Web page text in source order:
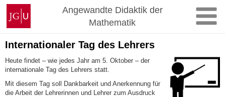
Zum
Inhalt
springen
Johannes
Gutenberg-
Universität
Mainz
Angewandte Didaktik der
Mathematik
Internationaler Tag des Lehrers
Heute findet – wie jedes Jahr am 5. Oktober – der
internationale Tag des Lehrers statt.
Mit diesem Tag soll Dankbarkeit und Anerkennung für
die Arbeit der Lehrerinnen und Lehrer zum Ausdruck